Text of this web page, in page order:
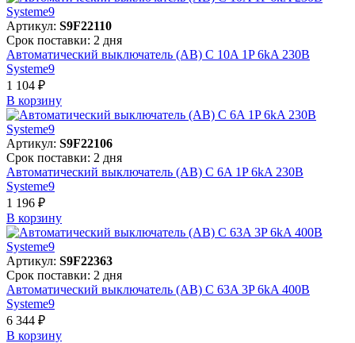
Артикул: S9F22110
Срок поставки: 2 дня
Автоматический выключатель (АВ) C 10A 1P 6kA 230В
Systeme9
1 104 ₽
В корзинy
Артикул: S9F22106
Срок поставки: 2 дня
Автоматический выключатель (АВ) C 6A 1P 6kA 230В
Systeme9
1 196 ₽
В корзинy
Артикул: S9F22363
Срок поставки: 2 дня
Автоматический выключатель (АВ) C 63A 3P 6kA 400В
Systeme9
6 344 ₽
В корзинy